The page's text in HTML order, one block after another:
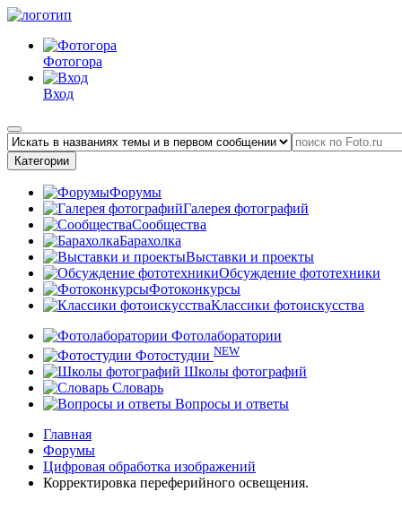
Фотогора
Вход
Категории
Форумы
Галерея фотографий
Сообщества
Барахолка
Выставки и проекты
Обсуждение фототехники
Фотоконкурсы
Классики фотоискусства
Фотолаборатории
Фотостудии NEW
Школы фотографий
Словарь
Вопросы и ответы
Главная
Форумы
Цифровая обработка изображений
Корректировка переферийного освещения.